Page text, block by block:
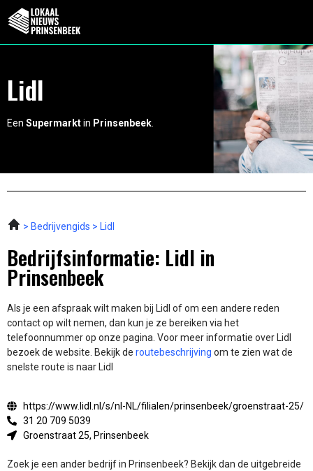
Lidl
Een Supermarktin Prinsenbeek
Bedrijvengids Lidl
Bedrijfsinformatie: Lidl in
Prinsenbeek
Als je een afspraak wilt maken bij Lidl of om een andere reden
contact op wilt nemen, dan kun je ze bereiken via het
telefoonnummer op onze pagina. Voor meer informatie over Lidl
bezoek de website. Bekijk de routebeschrijving om te zien wat de
snelste route is naar Lidl
https://www.lidl.nl/s/nl-NL/filialen/prinsenbeek/groenstraat-25/
31 20 709 5039
Groenstraat 25, Prinsenbeek
Zoek je een ander bedrijf in Prinsenbeek? Bekijk dan de uitgebreide